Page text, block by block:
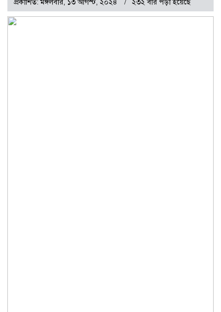
প্রকাশিত: মঙ্গলবার, ১৩ আগস্ট, ২০২৪ ২৩২ বার পড়া হয়েছে